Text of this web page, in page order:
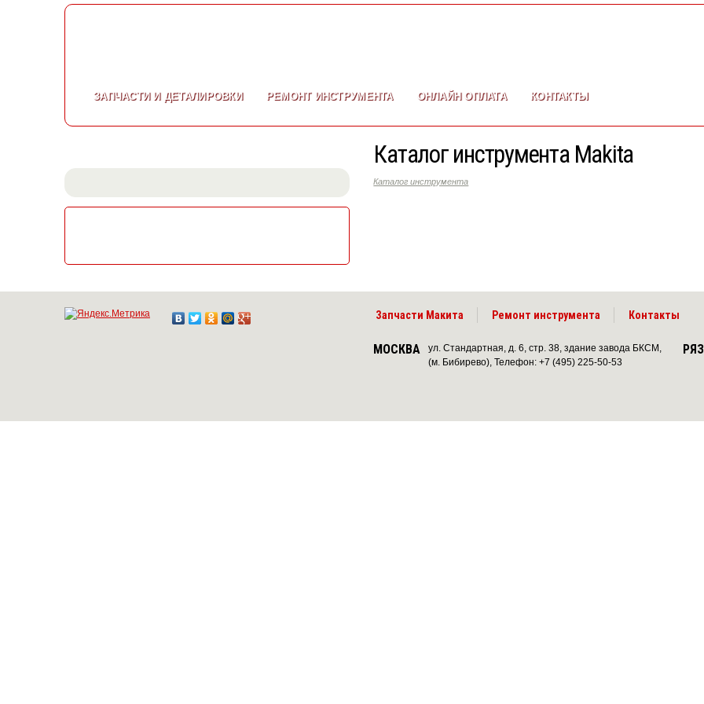
ЗАПЧАСТИИ ДЕТАЛИРОВКИ РЕМОНТИНСТРУМЕНТА ОНЛАЙН ОПЛАТА КОНТАКТЫ
Каталог инструмента Makita
Каталог инструмента
Запчасти Макита Ремонт инструмента Контакты
МОСКВА
ул. Стандартная, д. 6, стр. 38, здание завода БКСМ,
(м. Бибирево), Телефон: +7 (495) 225-50-53